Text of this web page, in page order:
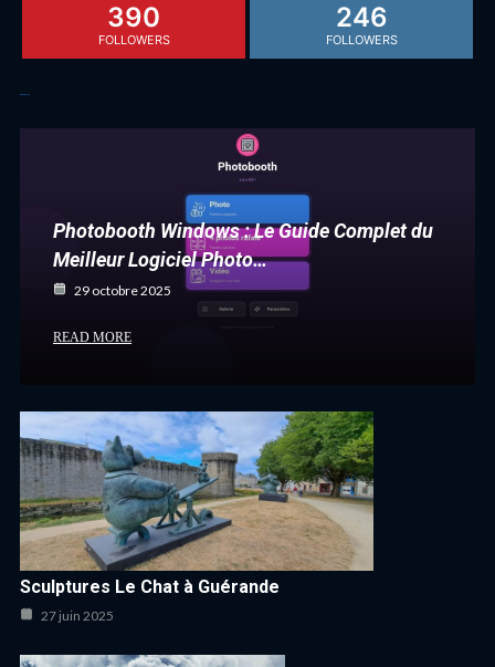
390
FOLLOWERS
246
FOLLOWERS
Photobooth Windows : Le Guide Complet du
Meilleur Logiciel Photo…
29 octobre 2025
READ MORE
Sculptures Le Chat à Guérande
27 juin 2025